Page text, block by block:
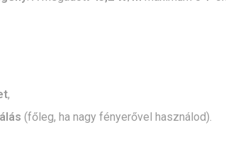
,
(főleg, ha nagy fényerővel használod).